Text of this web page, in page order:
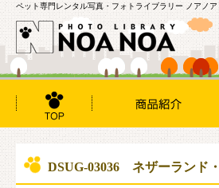
ペット専門レンタル写真・フォトライブラリー ノアノア
DSUG-03036 ネザーランド